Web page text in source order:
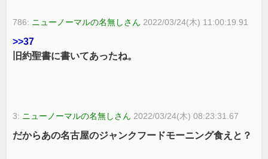
786: ニューノーマルの名無しさん 2022/03/24(木) 11:00:19.91
>>37
旧約聖書に書いてあったね。
3: ニューノーマルの名無しさん 2022/03/24(木) 08:23:31.67
だからあの名古屋のジャンクフードモーニング食えと？